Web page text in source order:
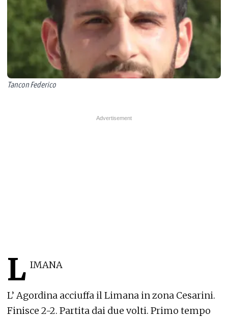
Tancon Federico
L IMANA
L’ Agordina acciuffa il Limana in zona Cesarini.
Finisce 2-2. Partita dai due volti. Primo tempo